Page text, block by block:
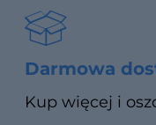
Darmowa
Kup więcej i